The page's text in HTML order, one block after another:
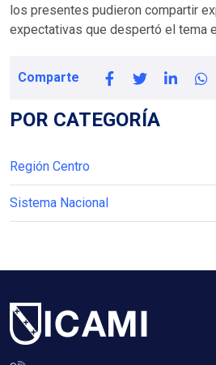
los presentes pudieron compartir
expectativas que despertó el tema
Comparte
POR CATEGORÍA
Región Centro
Sistema Nacional